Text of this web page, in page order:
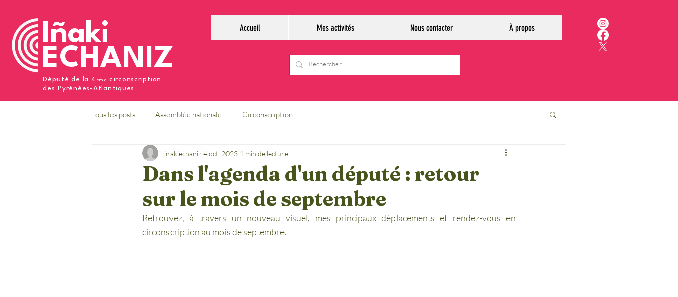
Iñaki
ECHANIZ
Député de la 4 eme
circonscription
des Pyrénées-Atlantiques
Accueil Mes activités Nous contacter À propos
Tous les posts Assemblée nationale Circonscription
Dans l'agenda d'un député : retour
sur le mois de septembre
inakiechaniz 4 oct. 2023 1 min de lecture
Retrouvez, à travers un nouveau visuel, mes principaux déplacements et rendez-vous en
circonscription au mois de septembre.